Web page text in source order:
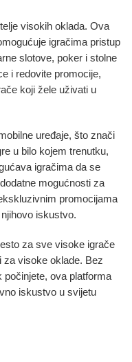
visokih oklada. Ova
igračima pristup
slotove, poker i stolne
i redovite promocije,
koji žele uživati u
uređaje, što znači
u bilo kojem trenutku,
igračima da se
mogućnosti za
promocijama
iskustvo.
za sve visoke igrače
za visoke oklade. Bez
počinjete, ova platforma
iskustvo u svijetu